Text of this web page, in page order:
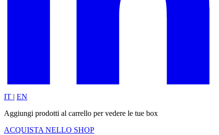
IT
EN
Aggiungi prodotti al carrello per vedere le tue box
ACQUISTA NELLO SHOP